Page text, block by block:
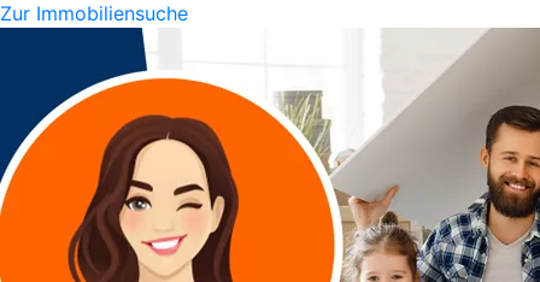
Zur Immobiliensuche